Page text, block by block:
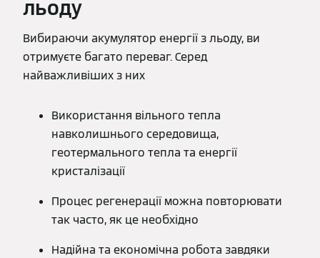
льоду
Вибираючи акумулятор енергії з льоду, ви
отримуєте багато переваг. Серед
найважливіших з них
Використання вільного тепла
навколишнього середовища,
геотермального тепла та енергії
кристалізації
Процес регенерації можна повторювати
так часто, як це необхідно
Надійна та економічна робота завдяки